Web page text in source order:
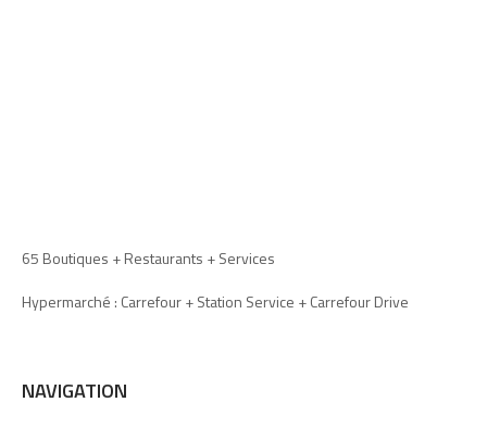
65 Boutiques + Restaurants + Services
Hypermarché : Carrefour + Station Service + Carrefour Drive
NAVIGATION